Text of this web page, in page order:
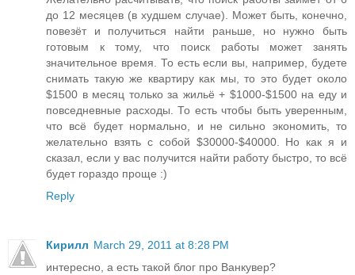
до 12 месяцев (в худшем случае). Может быть, конечно,
повезёт и получиться найти раньше, но нужно быть
готовым к тому, что поиск работы может занять
значительное время. То есть если вы, например, будете
снимать такую же квартиру как мы, то это будет около
$1500 в месяц только за жильё + $1000-$1500 на еду и
повседневные расходы. То есть чтобы быть уверенным,
что всё будет нормально, и не сильно экономить, то
желательно взять с собой $30000-$40000. Но как я и
сказал, если у вас получится найти работу быстро, то всё
будет гораздо проще :)
Reply
Кирилл March 29, 2011 at 8:28 PM
интересно, а есть такой блог про Ванкувер?